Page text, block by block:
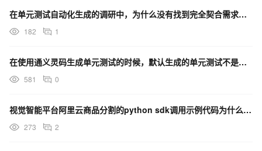
在单元测试自动化生成的调研中，为什么没有找到完全契合需求的框架？
182 1
在使用通义灵码生成单元测试的时候，默认生成的单元测试不是我想要的框架支持的单元测试，如何换默认框架
581 0
视觉智能平台阿里云商品分割的python sdk调用示例代码为什么在windows测试能正确执行？
273 2